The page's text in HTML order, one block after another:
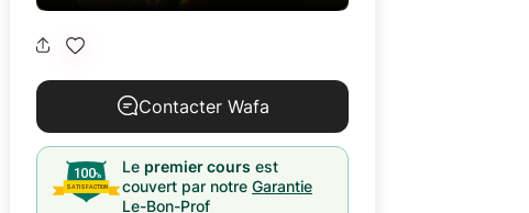
Contacter Wafa
Le premier cours est
couvert par notre Garantie
Le-Bon-Prof